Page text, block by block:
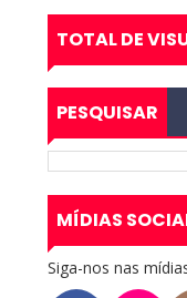
TOTAL DE
PESQUISAR
MÍDIAS
Siga-nos nas